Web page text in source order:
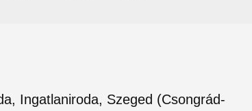
Ingatlaniroda, Szeged (Csongrád-